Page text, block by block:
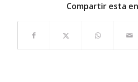
Compartir esta